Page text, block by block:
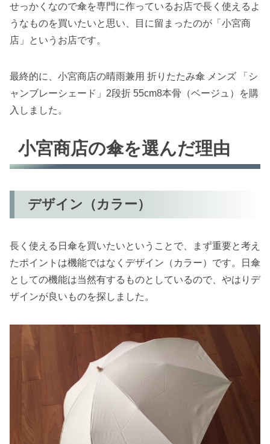
せっかくなので傘を専門に作っているお店で長く使えるよ
うなものを買いたいと思い、目に留まったのが「小宮商
店」というお店です。
最終的に、小宮商店の晴雨兼用 折りたたみ傘 メンズ 「シ
ャンブレーシェード」2段折 55cm8本骨（ベージュ）を購
入しました。
小宮商店の傘を選んだ理由
デザイン（カラー）
長く使える日傘を買いたいということで、まず重要と考え
たポイントは機能ではなくデザイン（カラー）です。日傘
としての機能は当然有するものとしているので、やはりデ
ザインが良いものを探しました。